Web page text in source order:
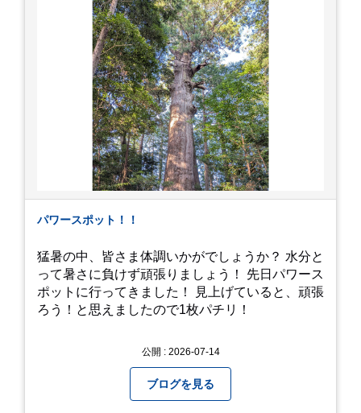
意くださいませ。 では、熱中症に気を付けて、お
過ごしください。
https://youtu.be/QWVP8qzpsUE
パワースポット！！
猛暑の中、皆さま体調いかがでしょうか？ 水分と
って暑さに負けず頑張りましょう！ 先日パワース
ポットに行ってきました！ 見上げていると、頑張
ろう！と思えましたので1枚パチリ！
公開 : 2026-07-14
ブログを見る